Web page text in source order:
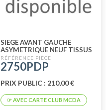
SIEGE AVANT GAUCHE
ASYMETRIQUE NEUF TISSUS
PIED DE POULE
2750PDP
PRIX PUBLIC : 210,00 €